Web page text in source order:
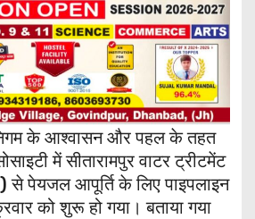
के आश्वासन और पहल के तहत
में सीतारामपुर वाटर ट्रीटमेंट
से पेयजल आपूर्ति के लिए पाइपलाइन
को शुरू हो गया। बताया गया